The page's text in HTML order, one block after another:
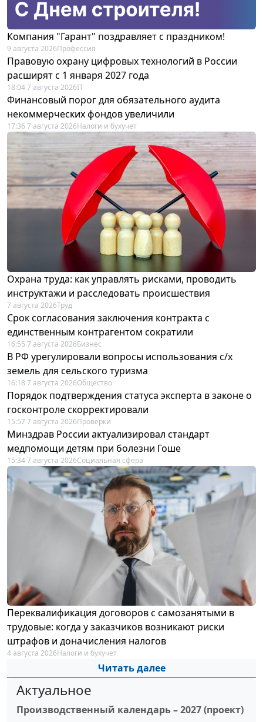
Компания "Гарант" поздравляет с праздником!
9 августа 2026Профессия
Правовую охрану цифровых технологий в России
расширят с 1 января 2027 года
18:04 7 августа 2026IT
Финансовый порог для обязательного аудита
некоммерческих фондов увеличили
17:36 7 августа 2026Налоги и бухучет
Охрана труда: как управлять рисками, проводить
инструктажи и расследовать происшествия
7 августа 2026Труд
Срок согласования заключения контракта с
единственным контрагентом сократили
16:55 7 августа 2026Бизнес
В РФ урегулировали вопросы использования с/х
земель для сельского туризма
16:18 7 августа 2026Общество
Порядок подтверждения статуса эксперта в законе о
госконтроле скорректировали
15:57 7 августа 2026Проверки
Минздрав России актуализировал стандарт
медпомощи детям при болезни Гоше
15:34 7 августа 2026Социальная сфера
Переквалификация договоров с самозанятыми в
трудовые: когда у заказчиков возникают риски
штрафов и доначисления налогов
4 августа 2026Налоги и бухучет
Читать далее
Актуальное
Производственный календарь – 2027 (проект)